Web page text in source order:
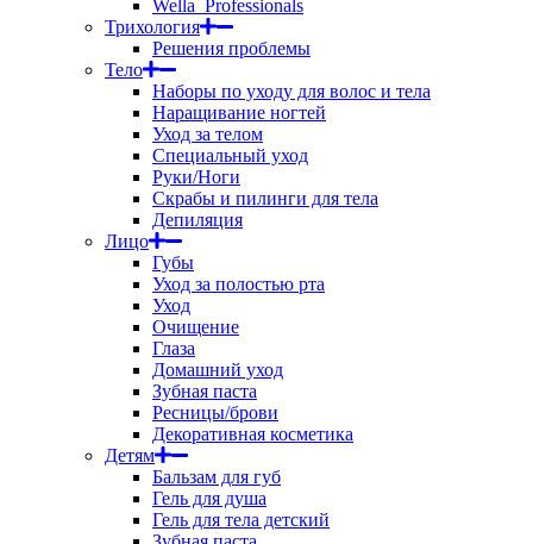
Wella_Professionals
Трихология
Решения проблемы
Тело
Наборы по уходу для волос и тела
Наращивание ногтей
Уход за телом
Специальный уход
Руки/Ноги
Скрабы и пилинги для тела
Депиляция
Лицо
Губы
Уход за полостью рта
Уход
Очищение
Глаза
Домашний уход
Зубная паста
Ресницы/брови
Декоративная косметика
Детям
Бальзам для губ
Гель для душа
Гель для тела детский